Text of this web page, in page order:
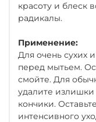
красоту и блеск
радикалы.
Применение:
Для очень сухих
перед мытьем.
смойте. Для
удалите
кончики.
интенсивного